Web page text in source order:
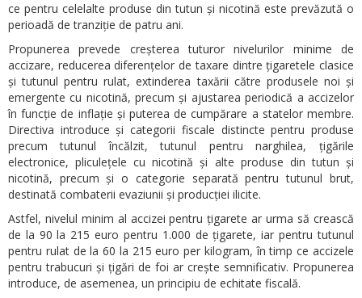
ce pentru celelalte produse din tutun și nicotină este prevăzută o
perioadă de tranziție de patru ani.
Propunerea prevede creșterea tuturor nivelurilor minime de
accizare, reducerea diferențelor de taxare dintre țigaretele clasice
și tutunul pentru rulat, extinderea taxării către produsele noi și
emergente cu nicotină, precum și ajustarea periodică a accizelor
în funcție de inflație și puterea de cumpărare a statelor membre.
Directiva introduce și categorii fiscale distincte pentru produse
precum tutunul încălzit, tutunul pentru narghilea, țigările
electronice, pliculețele cu nicotină și alte produse din tutun și
nicotină, precum și o categorie separată pentru tutunul brut,
destinată combaterii evaziunii și producției ilicite.
Astfel, nivelul minim al accizei pentru țigarete ar urma să crească
de la 90 la 215 euro pentru 1.000 de țigarete, iar pentru tutunul
pentru rulat de la 60 la 215 euro per kilogram, în timp ce accizele
pentru trabucuri și țigări de foi ar crește semnificativ. Propunerea
introduce, de asemenea, un principiu de echitate fiscală.